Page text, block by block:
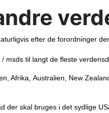
efter de forordninger
til langt de fleste
Afrika, Australien, New
skal bruges i det sydlige